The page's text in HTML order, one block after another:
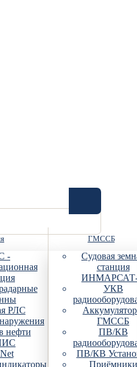
-
РЛС
нефти
ГМССБ
Судовая
станция
УКВ
ГМССБ
ПВ/КВ
ПВ/КВ
Приёмники